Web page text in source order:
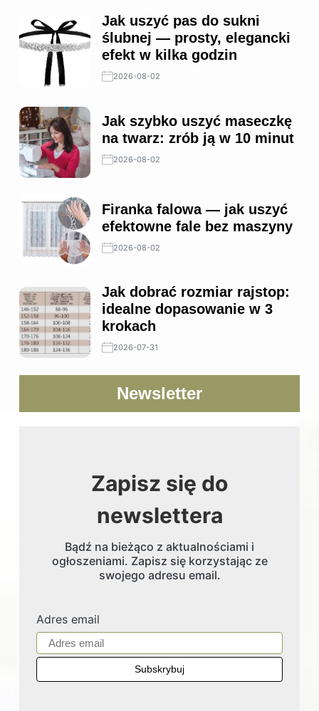
Jak uszyć pas do sukni
ślubnej — prosty, elegancki
efekt w kilka godzin
2026-08-02
Jak szybko uszyć maseczkę
na twarz: zrób ją w 10 minut
2026-08-02
Firanka falowa — jak uszyć
efektowne fale bez maszyny
2026-08-02
Jak dobrać rozmiar rajstop:
idealne dopasowanie w 3
krokach
2026-07-31
Newsletter
Zapisz się do
newslettera
Bądź na bieżąco z aktualnościami i
ogłoszeniami. Zapisz się korzystając ze
swojego adresu email.
Adres email